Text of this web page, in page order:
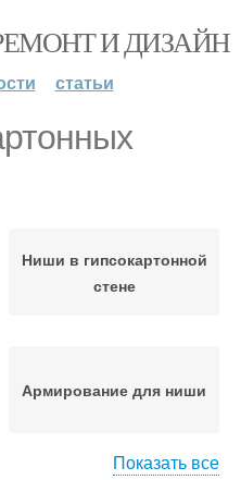
И ДИЗАЙН
статьи
Ниши в гипсокартонной
стене
Армирование для ниши
Показать все